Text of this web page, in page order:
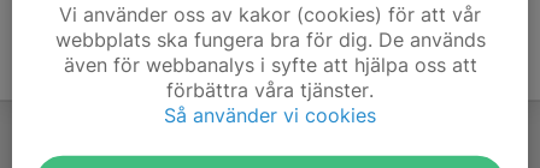
Vi använder oss av kakor (cookies) för att vår
webbplats ska fungera bra för dig. De används
även för webbanalys i syfte att hjälpa oss att
förbättra våra tjänster.
Så använder vi cookies